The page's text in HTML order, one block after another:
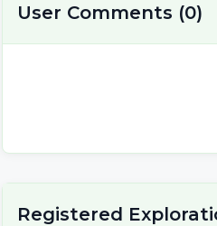
User Comments (0)
Registered